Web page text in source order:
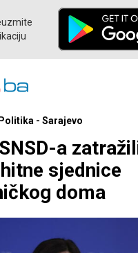
- Sarajevo
a
sjednice
doma